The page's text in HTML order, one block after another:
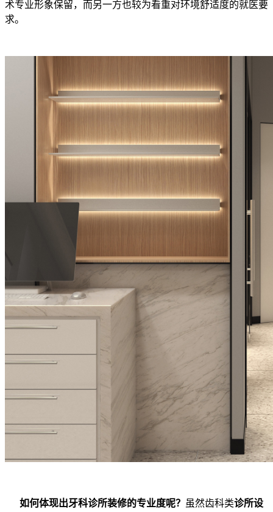
术专业形象保留，而另一方也较为看重对环境舒适度的就医要
求。
如何体现出牙科诊所装修的专业度呢？ 虽然齿科类诊所设